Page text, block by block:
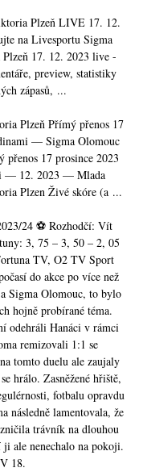
Plzeň LIVE 17. 12.
na Livesportu Sigma
17. 12. 2023 live -
preview, statistiky
zápasů, ...
Plzeň Přímý přenos 17
— Sigma Olomouc
17 prosince 2023
— 12. 2023 — Mlada
Plzen Živé skóre (a ...
24 ⚽ Rozhodčí: Vít
3, 75 – 3, 50 – 2, 05
TV, O2 TV Sport
do akce po více než
Sigma Olomouc, to bylo
hojně probírané téma.
odehráli Hanáci v rámci
remizovali 1:1 se
tomto duelu ale zaujaly
hrálo. Zasněžené hřiště,
fotbalu opravdu
následně lamentovala, že
trávník na dlouhou
ji ale nenechalo na pokoji.
V 18.